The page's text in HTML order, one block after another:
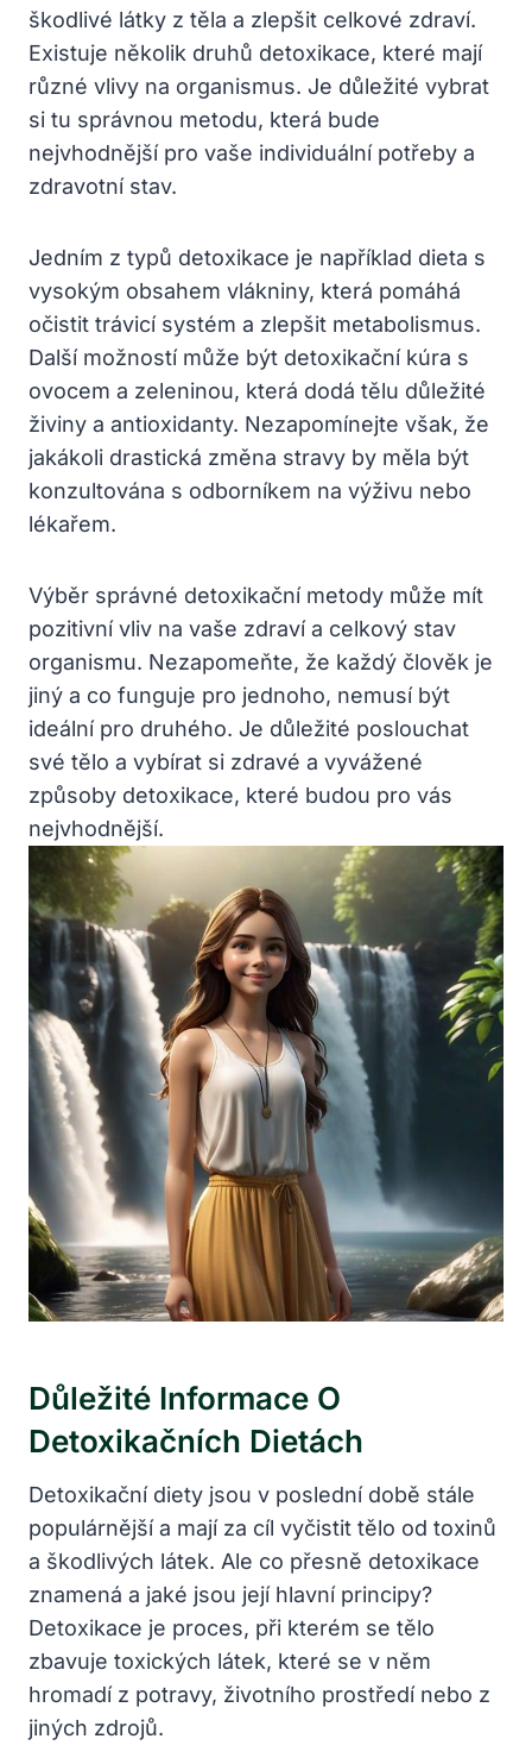
škodlivé látky⁤ z těla a zlepšit celkové ‌zdraví.
Existuje několik druhů‌ detoxikace, které‍ mají
různé⁣ vlivy na‌ organismus. Je důležité vybrat
si tu správnou ‍metodu, která bude
nejvhodnější pro ⁣vaše individuální⁣ potřeby a
zdravotní stav.
Jedním z typů detoxikace ‍je například dieta s
vysokým obsahem ⁣vlákniny,‌ která pomáhá
očistit trávicí systém a zlepšit metabolismus.⁢
Další možností může⁣ být⁤ detoxikační kúra s
ovocem a zeleninou, která dodá⁢ tělu důležité
živiny a antioxidanty. Nezapomínejte ⁢však, že
⁤jakákoli drastická změna stravy by měla ​být
konzultována s odborníkem ⁤na výživu ‌nebo‌
lékařem.
Výběr správné detoxikační metody může mít
pozitivní vliv na vaše zdraví a celkový stav
organismu. Nezapomeňte, že každý‌ člověk je
jiný a co funguje pro jednoho, nemusí být
ideální pro‌ druhého. ‌Je ‍důležité poslouchat
⁢své tělo a vybírat si zdravé a vyvážené
způsoby detoxikace, které ⁣budou pro vás
nejvhodnější.
Důležité Informace O‌
Detoxikačních Dietách
Detoxikační diety jsou v poslední době‌ stále
populárnější‍ a mají za cíl vyčistit tělo ‌od toxinů
a škodlivých látek. Ale ‌co přesně detoxikace
znamená ‍a ⁢jaké jsou její hlavní principy?
Detoxikace ⁣je proces,⁢ při kterém ⁤se tělo
zbavuje toxických látek, které se v něm
hromadí z potravy, životního prostředí ​nebo ‍z
jiných zdrojů.